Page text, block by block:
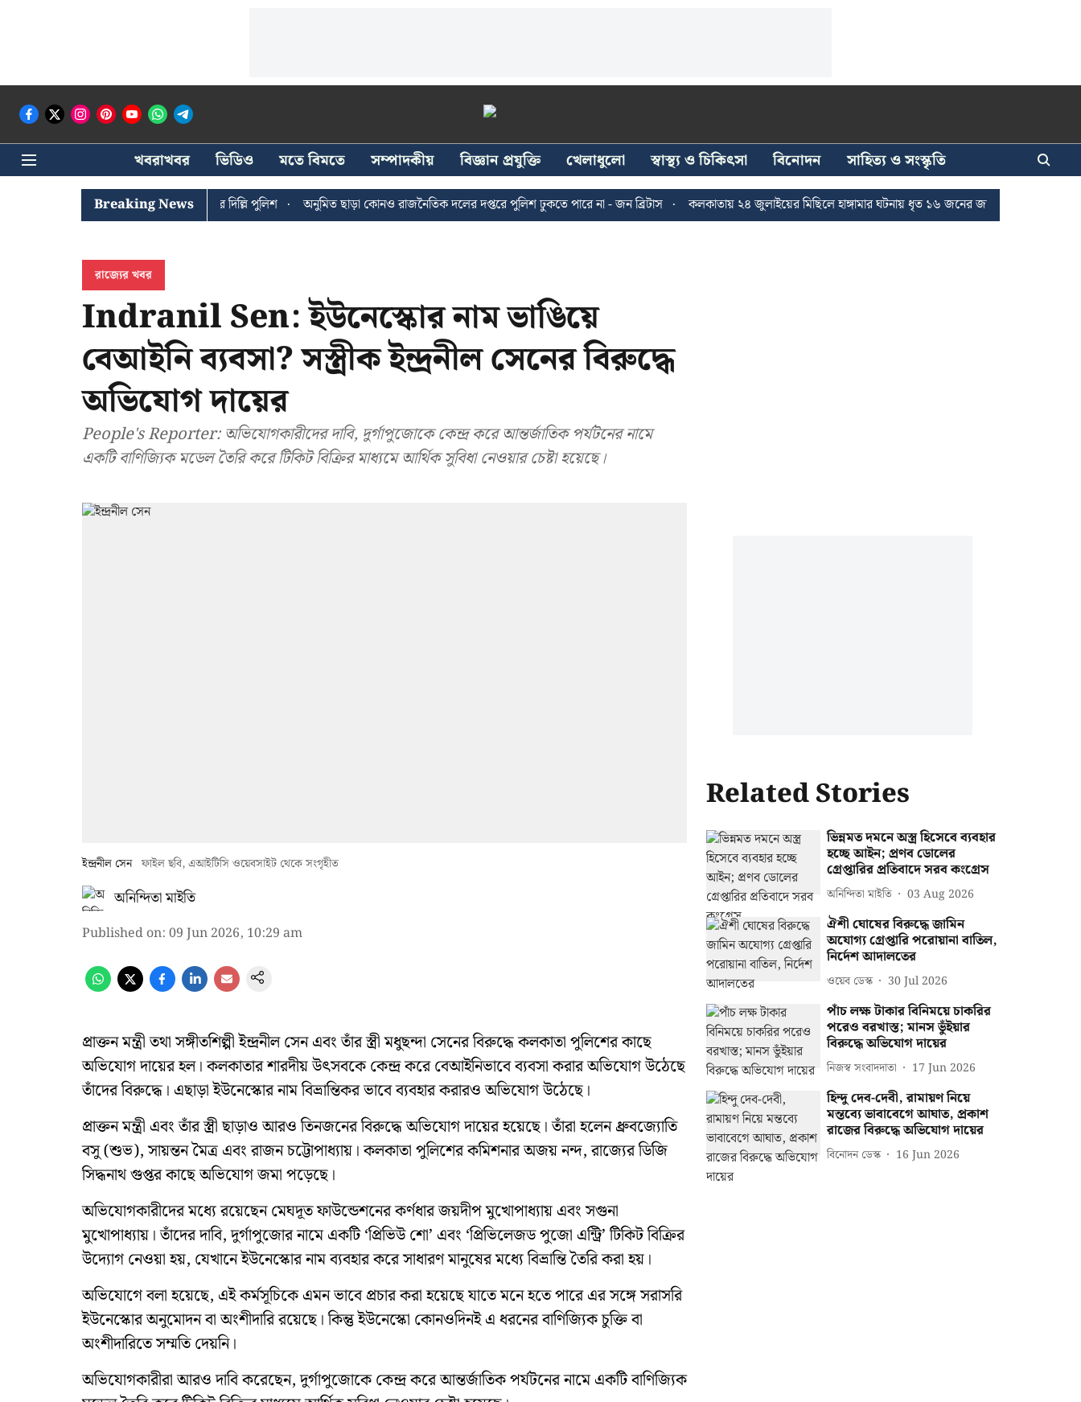
খবরাখবর ভিডিও মতে বিমতে সম্পাদকীয় বিজ্ঞান প্রযুক্তি খেলাধুলো স্বাস্থ্য ও চিকিৎসা বিনোদন সাহিত্য ও সংস্কৃতি
Breaking News
ঘোষের খোঁজে সিপিআইএম সদর দপ্তরে দিল্লি পুলিশ অনুমিত ছাড়া কোনও রাজনৈতিক দলের দপ্তরে পুলিশ ঢুকতে পারে না - জন ব্রিটাস কলকাতায় ২৪ জুলাইয়ের মিছিলে হাঙ্গামার ঘটনায় ধৃত ১৬ জনের জামিন
রাজ্যের খবর
Indranil Sen: ইউনেস্কোর নাম ভাঙিয়ে
বেআইনি ব্যবসা? সস্ত্রীক ইন্দ্রনীল সেনের বিরুদ্ধে
অভিযোগ দায়ের
People's Reporter: অভিযোগকারীদের দাবি, দুর্গাপুজোকে কেন্দ্র করে আন্তর্জাতিক পর্যটনের নামে
একটি বাণিজ্যিক মডেল তৈরি করে টিকিট বিক্রির মাধ্যমে আর্থিক সুবিধা নেওয়ার চেষ্টা হয়েছে।
ইন্দ্রনীল সেন ফাইল ছবি, এআইটিসি ওয়েবসাইট থেকে সংগৃহীত
অনিন্দিতা মাইতি
Published on: 09 Jun 2026, 10:29 am
প্রাক্তন মন্ত্রী তথা সঙ্গীতশিল্পী ইন্দ্রনীল সেন এবং তাঁর স্ত্রী মধুছন্দা সেনের বিরুদ্ধে কলকাতা পুলিশের কাছে
অভিযোগ দায়ের হল। কলকাতার শারদীয় উৎসবকে কেন্দ্র করে বেআইনিভাবে ব্যবসা করার অভিযোগ উঠেছে
তাঁদের বিরুদ্ধে। এছাড়া ইউনেস্কোর নাম বিভ্রান্তিকর ভাবে ব্যবহার করারও অভিযোগ উঠেছে।
প্রাক্তন মন্ত্রী এবং তাঁর স্ত্রী ছাড়াও আরও তিনজনের বিরুদ্ধে অভিযোগ দায়ের হয়েছে। তাঁরা হলেন ধ্রুবজ্যোতি
বসু (শুভ), সায়ন্তন মৈত্র এবং রাজন চট্টোপাধ্যায়। কলকাতা পুলিশের কমিশনার অজয় নন্দ, রাজ্যের ডিজি
সিদ্ধনাথ গুপ্তর কাছে অভিযোগ জমা পড়েছে।
অভিযোগকারীদের মধ্যে রয়েছেন মেঘদূত ফাউন্ডেশনের কর্ণধার জয়দীপ মুখোপাধ্যায় এবং সগুনা
মুখোপাধ্যায়। তাঁদের দাবি, দুর্গাপুজোর নামে একটি ‘প্রিভিউ শো’ এবং ‘প্রিভিলেজড পুজো এন্ট্রি’ টিকিট বিক্রির
উদ্যোগ নেওয়া হয়, যেখানে ইউনেস্কোর নাম ব্যবহার করে সাধারণ মানুষের মধ্যে বিভ্রান্তি তৈরি করা হয়।
অভিযোগে বলা হয়েছে, এই কর্মসূচিকে এমন ভাবে প্রচার করা হয়েছে যাতে মনে হতে পারে এর সঙ্গে সরাসরি
ইউনেস্কোর অনুমোদন বা অংশীদারি রয়েছে। কিন্তু ইউনেস্কো কোনওদিনই এ ধরনের বাণিজ্যিক চুক্তি বা
অংশীদারিতে সম্মতি দেয়নি।
অভিযোগকারীরা আরও দাবি করেছেন, দুর্গাপুজোকে কেন্দ্র করে আন্তর্জাতিক পর্যটনের নামে একটি বাণিজ্যিক
Related Stories
ভিন্নমত দমনে অস্ত্র হিসেবে ব্যবহার
হচ্ছে আইন; প্রণব ডোলের
গ্রেপ্তারির প্রতিবাদে সরব কংগ্রেস
অনিন্দিতা মাইতি 03 Aug 2026
ঐশী ঘোষের বিরুদ্ধে জামিন
অযোগ্য গ্রেপ্তারি পরোয়ানা বাতিল,
নির্দেশ আদালতের
ওয়েব ডেস্ক 30 Jul 2026
পাঁচ লক্ষ টাকার বিনিময়ে চাকরির
পরেও বরখাস্ত; মানস ভুঁইয়ার
বিরুদ্ধে অভিযোগ দায়ের
নিজস্ব সংবাদদাতা 17 Jun 2026
হিন্দু দেব-দেবী, রামায়ণ নিয়ে
মন্তব্যে ভাবাবেগে আঘাত, প্রকাশ
রাজের বিরুদ্ধে অভিযোগ দায়ের
বিনোদন ডেস্ক 16 Jun 2026